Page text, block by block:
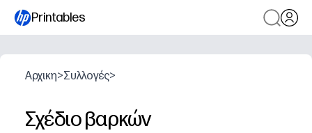
Printables
Αρχικη>Συλλογές>
Σχέδιο βαρκών